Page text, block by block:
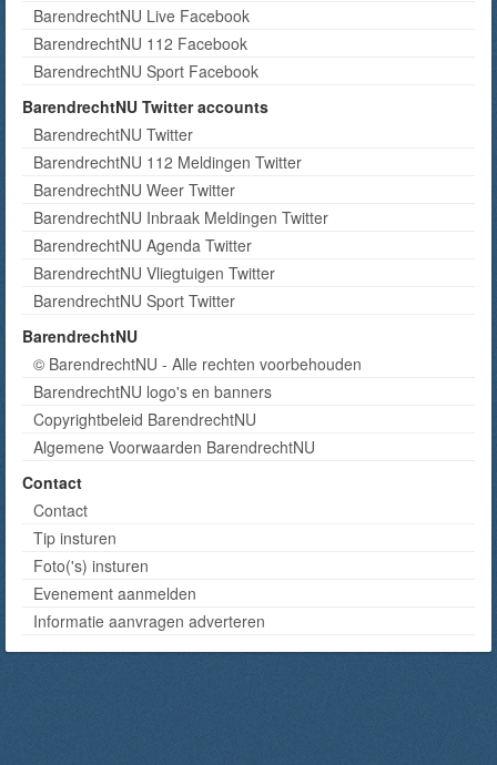
BarendrechtNU Live Facebook
BarendrechtNU 112 Facebook
BarendrechtNU Sport Facebook
BarendrechtNU Twitter accounts
BarendrechtNU Twitter
BarendrechtNU 112 Meldingen Twitter
BarendrechtNU Weer Twitter
BarendrechtNU Inbraak Meldingen Twitter
BarendrechtNU Agenda Twitter
BarendrechtNU Vliegtuigen Twitter
BarendrechtNU Sport Twitter
BarendrechtNU
© BarendrechtNU - Alle rechten voorbehouden
BarendrechtNU logo's en banners
Copyrightbeleid BarendrechtNU
Algemene Voorwaarden BarendrechtNU
Contact
Contact
Tip insturen
Foto('s) insturen
Evenement aanmelden
Informatie aanvragen adverteren